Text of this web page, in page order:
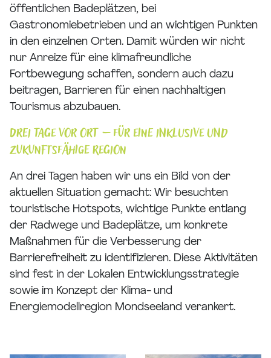
öffentlichen Badeplätzen, bei
Gastronomiebetrieben und an wichtigen Punkten
in den einzelnen Orten. Damit würden wir nicht
nur Anreize für eine klimafreundliche
Fortbewegung schaffen, sondern auch dazu
beitragen, Barrieren für einen nachhaltigen
Tourismus abzubauen.
Drei Tage vor Ort – für eine inklusive und
zukunftsfähige Region
An drei Tagen haben wir uns ein Bild von der
aktuellen Situation gemacht: Wir besuchten
touristische Hotspots, wichtige Punkte entlang
der Radwege und Badeplätze, um konkrete
Maßnahmen für die Verbesserung der
Barrierefreiheit zu identifizieren. Diese Aktivitäten
sind fest in der Lokalen Entwicklungsstrategie
sowie im Konzept der Klima- und
Energiemodellregion Mondseeland verankert.